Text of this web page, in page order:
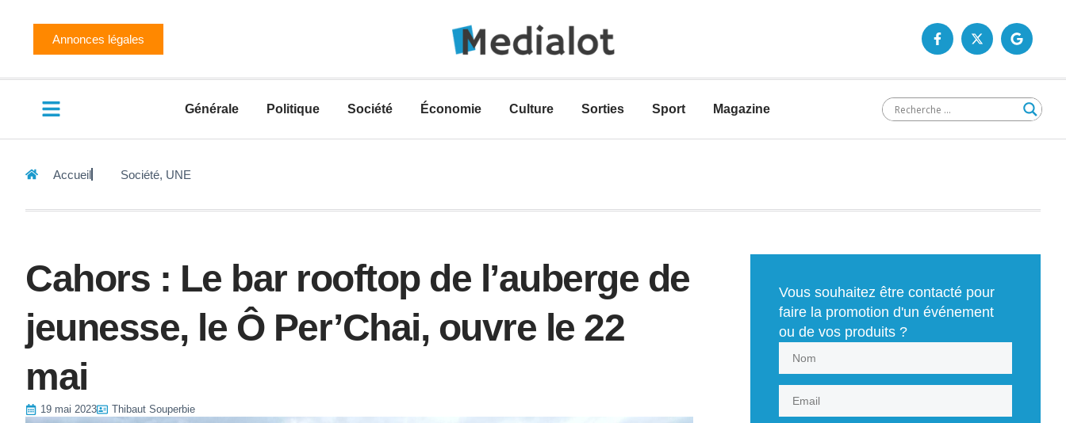
Annonces légales
Générale Politique Société Économie Culture Sorties Sport Magazine
Accueil Société, UNE
Cahors : Le bar rooftop de l’auberge de
jeunesse, le Ô Per’Chai, ouvre le 22
mai
19 mai 2023 Thibaut Souperbie
Vous souhaitez être contacté pour
faire la promotion d'un événement
ou de vos produits ?